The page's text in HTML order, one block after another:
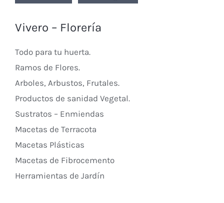
Vivero – Florería
Todo para tu huerta.
Ramos de Flores.
Arboles, Arbustos, Frutales.
Productos de sanidad Vegetal.
Sustratos – Enmiendas
Macetas de Terracota
Macetas Plásticas
Macetas de Fibrocemento
Herramientas de Jardín